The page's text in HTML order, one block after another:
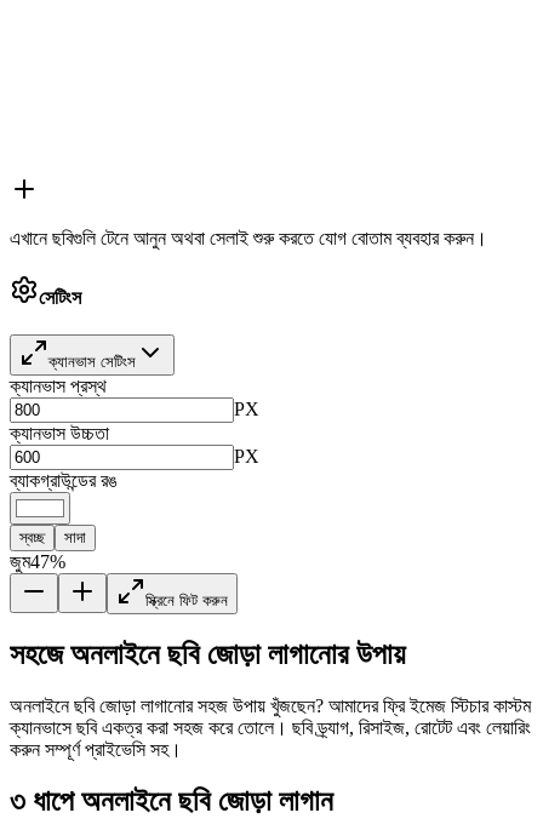
এখানে ছবিগুলি টেনে আনুন অথবা সেলাই শুরু করতে যোগ বোতাম ব্যবহার করুন।
সেটিংস
ক্যানভাস সেটিংস
ক্যানভাস প্রস্থ
PX
ক্যানভাস উচ্চতা
PX
ব্যাকগ্রাউন্ডের রঙ
স্বচ্ছ সাদা
জুম47%
স্ক্রিনে ফিট করুন
সহজে অনলাইনে ছবি জোড়া লাগানোর উপায়
অনলাইনে ছবি জোড়া লাগানোর সহজ উপায় খুঁজছেন? আমাদের ফ্রি ইমেজ স্টিচার কাস্টম
ক্যানভাসে ছবি একত্র করা সহজ করে তোলে। ছবি ড্র্যাগ, রিসাইজ, রোটেট এবং লেয়ারিং
করুন সম্পূর্ণ প্রাইভেসি সহ।
৩ ধাপে অনলাইনে ছবি জোড়া লাগান